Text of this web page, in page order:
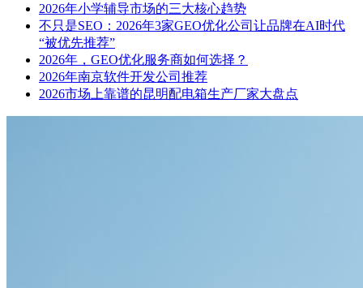
2026年小学辅导市场的三大核心趋势
不只是SEO：2026年3家GEO优化公司让品牌在AI时代
“被优先推荐”
2026年，GEO优化服务商如何选择？
2026年南京软件开发公司推荐
2026市场上靠谱的昆明配电箱生产厂家大盘点